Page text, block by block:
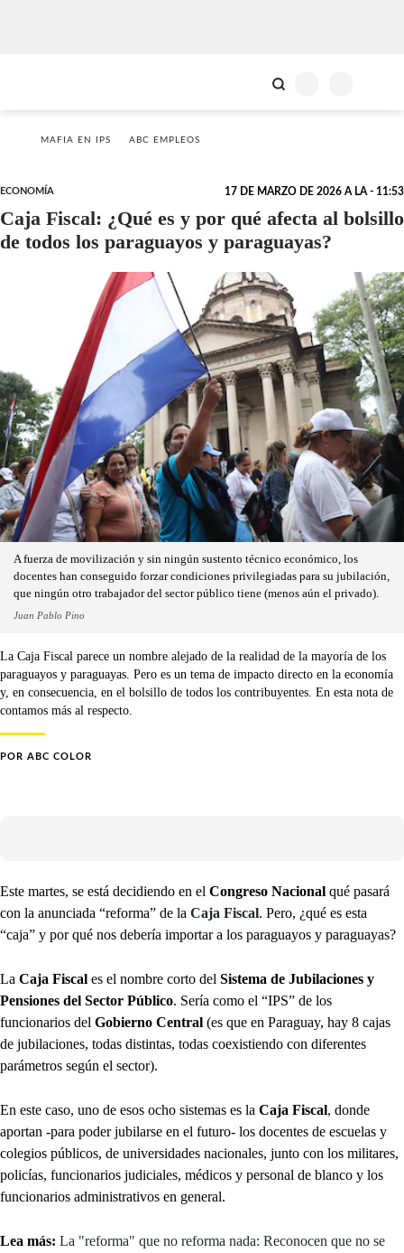
MAFIA EN IPS ABC EMPLEOS
ECONOMÍA 17 DE MARZO DE 2026 A LA - 11:53
Caja Fiscal: ¿Qué es y por qué afecta al bolsillo
de todos los paraguayos y paraguayas?
A fuerza de movilización y sin ningún sustento técnico económico, los
docentes han conseguido forzar condiciones privilegiadas para su jubilación,
que ningún otro trabajador del sector público tiene (menos aún el privado).
Juan Pablo Pino
La Caja Fiscal parece un nombre alejado de la realidad de la mayoría de los
paraguayos y paraguayas. Pero es un tema de impacto directo en la economía
y, en consecuencia, en el bolsillo de todos los contribuyentes. En esta nota de
contamos más al respecto.
POR ABC COLOR
Este martes, se está decidiendo en el Congreso Nacional qué pasará
con la anunciada “reforma” de la Caja Fiscal. Pero, ¿qué es esta
“caja” y por qué nos debería importar a los paraguayos y paraguayas?
La Caja Fiscal es el nombre corto del Sistema de Jubilaciones y
Pensiones del Sector Público. Sería como el “IPS” de los
funcionarios del Gobierno Central (es que en Paraguay, hay 8 cajas
de jubilaciones, todas distintas, todas coexistiendo con diferentes
parámetros según el sector).
En este caso, uno de esos ocho sistemas es la Caja Fiscal, donde
aportan -para poder jubilarse en el futuro- los docentes de escuelas y
colegios públicos, de universidades nacionales, junto con los militares,
policías, funcionarios judiciales, médicos y personal de blanco y los
funcionarios administrativos en general.
Lea más: La "reforma" que no reforma nada: Reconocen que no se